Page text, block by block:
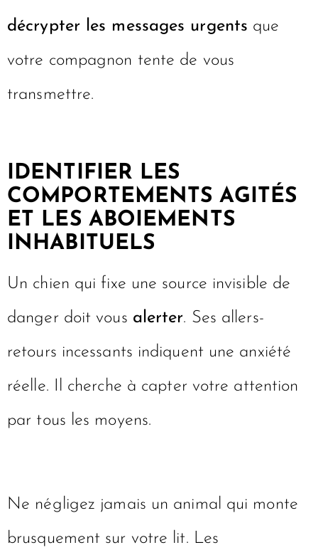
décrypter les messages urgents que
votre compagnon tente de vous
transmettre.
IDENTIFIER LES
COMPORTEMENTS AGITÉS
ET LES ABOIEMENTS
INHABITUELS
Un chien qui fixe une source invisible de
danger doit vous alerter. Ses allers-
retours incessants indiquent une anxiété
réelle. Il cherche à capter votre attention
par tous les moyens.
Ne négligez jamais un animal qui monte
brusquement sur votre lit. Les